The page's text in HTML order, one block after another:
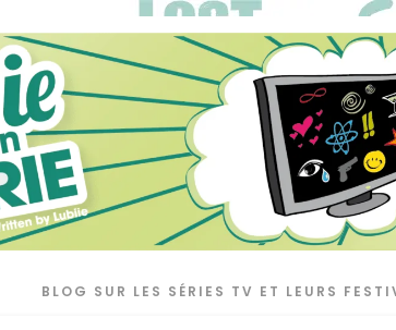
BLOG SUR LES SÉRIES TV ET LEURS